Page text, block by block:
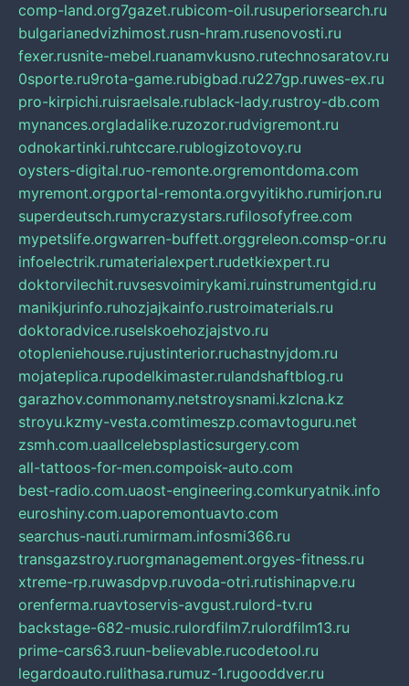
comp-land.org7gazet.rubicom-oil.rusuperiorsearch.ru
bulgarianedvizhimost.rusn-hram.rusenovosti.ru
fexer.rusnite-mebel.ruanamvkusno.rutechnosaratov.ru
0sporte.ru9rota-game.rubigbad.ru227gp.ruwes-ex.ru
pro-kirpichi.ruisraelsale.rublack-lady.rustroy-db.com
mynances.orgladalike.ruzozor.rudvigremont.ru
odnokartinki.ruhtccare.rublogizotovoy.ru
oysters-digital.ruo-remonte.orgremontdoma.com
myremont.orgportal-remonta.orgvyitikho.rumirjon.ru
superdeutsch.rumycrazystars.rufilosofyfree.com
mypetslife.orgwarren-buffett.orggreleon.comsp-or.ru
infoelectrik.rumaterialexpert.rudetkiexpert.ru
doktorvilechit.ruvsesvoimirykami.ruinstrumentgid.ru
manikjurinfo.ruhozjajkainfo.rustroimaterials.ru
doktoradvice.ruselskoehozjajstvo.ru
otopleniehouse.rujustinterior.ruchastnyjdom.ru
mojateplica.rupodelkimaster.rulandshaftblog.ru
garazhov.commonamy.netstroysnami.kzlcna.kz
stroyu.kzmy-vesta.comtimeszp.comavtoguru.net
zsmh.com.uaallcelebsplasticsurgery.com
all-tattoos-for-men.compoisk-auto.com
best-radio.com.uaost-engineering.comkuryatnik.info
euroshiny.com.uaporemontuavto.com
searchus-nauti.rumirmam.infosmi366.ru
transgazstroy.ruorgmanagement.orgyes-fitness.ru
xtreme-rp.ruwasdpvp.ruvoda-otri.rutishinapve.ru
orenferma.ruavtoservis-avgust.rulord-tv.ru
backstage-682-music.rulordfilm7.rulordfilm13.ru
prime-cars63.ruun-believable.rucodetool.ru
legardoauto.rulithasa.rumuz-1.rugooddver.ru